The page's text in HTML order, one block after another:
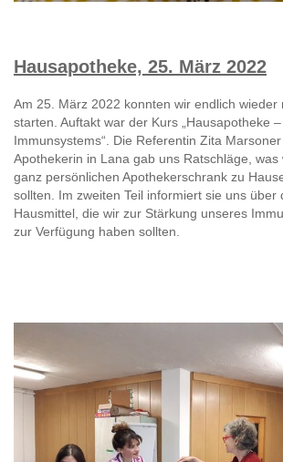
Hausapotheke, 25. März 2022
Am 25. März 2022 konnten wir endlich wieder
starten. Auftakt war der Kurs „Hausapotheke
Immunsystems“. Die Referentin Zita
Apothekerin in Lana gab uns Ratschläge, was
ganz persönlichen Apothekerschrank zu
sollten. Im zweiten Teil informiert sie uns über
Hausmittel, die wir zur Stärkung unseres
zur Verfügung haben sollten.